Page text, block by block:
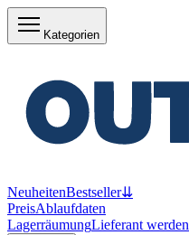
Kategorien
NeuheitenBestseller⇊
PreisAblaufdaten
LagerräumungLieferant werden